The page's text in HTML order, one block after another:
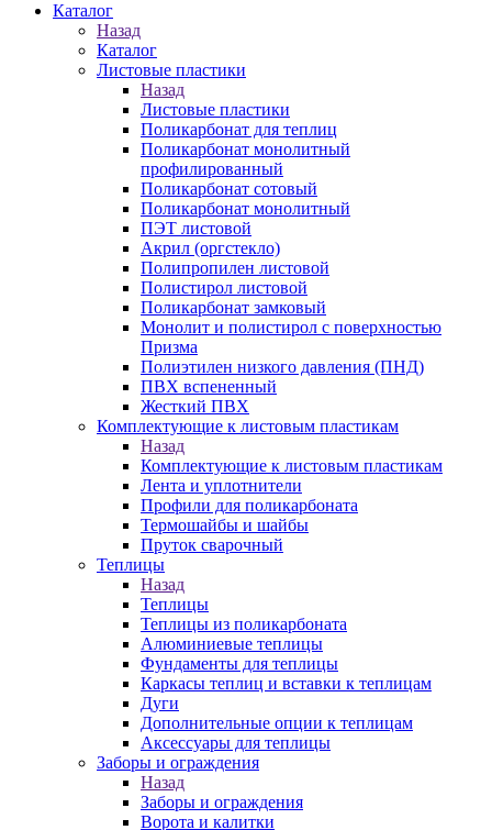
Каталог
Назад
Каталог
Листовые пластики
Назад
Листовые пластики
Поликарбонат для теплиц
Поликарбонат монолитный
профилированный
Поликарбонат сотовый
Поликарбонат монолитный
ПЭТ листовой
Акрил (оргстекло)
Полипропилен листовой
Полистирол листовой
Поликарбонат замковый
Монолит и полистирол с поверхностью
Призма
Полиэтилен низкого давления (ПНД)
ПВХ вспененный
Жесткий ПВХ
Комплектующие к листовым пластикам
Назад
Комплектующие к листовым пластикам
Лента и уплотнители
Профили для поликарбоната
Термошайбы и шайбы
Пруток сварочный
Теплицы
Назад
Теплицы
Теплицы из поликарбоната
Алюминиевые теплицы
Фундаменты для теплицы
Каркасы теплиц и вставки к теплицам
Дуги
Дополнительные опции к теплицам
Аксессуары для теплицы
Заборы и ограждения
Назад
Заборы и ограждения
Ворота и калитки